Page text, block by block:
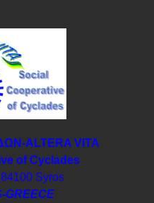
ΑLTERA VITA
of Cyclades
Syros
GREECE